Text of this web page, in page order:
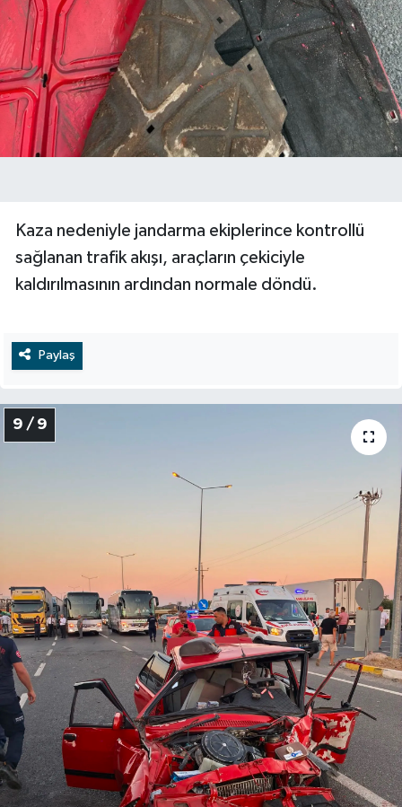
Kaza nedeniyle jandarma ekiplerince kontrollü
sağlanan trafik akışı, araçların çekiciyle
kaldırılmasının ardından normale döndü.
Paylaş
9 / 9